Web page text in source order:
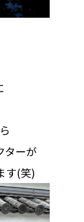
ターが
す(笑)